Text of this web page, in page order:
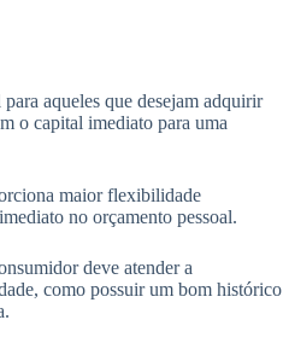
aqueles que desejam adquirir
o capital imediato para uma
maior flexibilidade
no orçamento pessoal.
deve atender a
como possuir um bom histórico